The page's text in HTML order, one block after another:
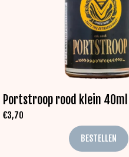
Portstroop rood klein
€3,70
BESTELLEN